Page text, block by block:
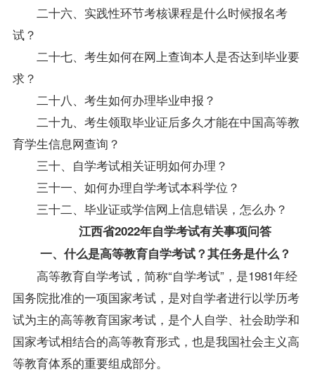
二十六、实践性环节考核课程是什么时候报名考
试？
二十七、考生如何在网上查询本人是否达到毕业要
求？
二十八、考生如何办理毕业申报？
二十九、考生领取毕业证后多久才能在中国高等教
育学生信息网查询？
三十、自学考试相关证明如何办理？
三十一、如何办理自学考试本科学位？
三十二、毕业证或学信网上信息错误，怎么办？
江西省2022年自学考试有关事项问答
一、什么是高等教育自学考试？其任务是什么？
高等教育自学考试，简称“自学考试”，是1981年经
国务院批准的一项国家考试，是对自学者进行以学历考
试为主的高等教育国家考试，是个人自学、社会助学和
国家考试相结合的高等教育形式，也是我国社会主义高
等教育体系的重要组成部分。